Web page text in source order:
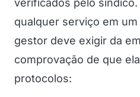
verificados pelo
qualquer serviço em
gestor deve exigir da
comprovação de que
protocolos: